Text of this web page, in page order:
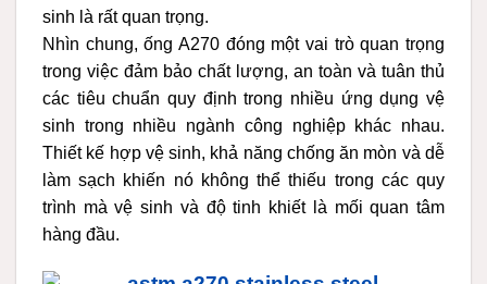
sinh là rất quan trọng.
Nhìn chung, ống A270 đóng một vai trò quan trọng
trong việc đảm bảo chất lượng, an toàn và tuân thủ
các tiêu chuẩn quy định trong nhiều ứng dụng vệ
sinh trong nhiều ngành công nghiệp khác nhau.
Thiết kế hợp vệ sinh, khả năng chống ăn mòn và dễ
làm sạch khiến nó không thể thiếu trong các quy
trình mà vệ sinh và độ tinh khiết là mối quan tâm
hàng đầu.